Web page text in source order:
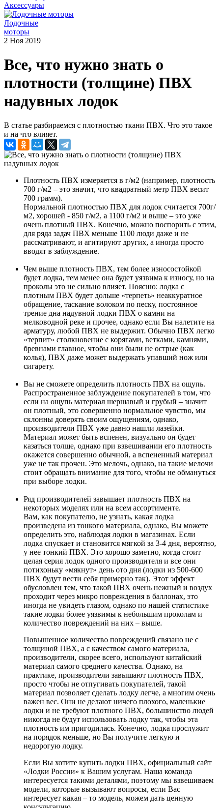
Аксессуары
Лодочные
моторы
2 Ноя 2019
Все, что нужно знать о
плотности (толщине) ПВХ
надувных лодок
В статье разбираемся с плотностью ткани ПВХ. Что это такое
и на что влияет.
Плотность ПВХ измеряется в г/м2 (например, плотность
700 г/м2 – это значит, что квадратный метр ПВХ весит
700 грамм).
Нормальной плотностью ПВХ для лодок считается 700г/
м2, хорошей - 850 г/м2, а 1100 г/м2 и выше – это уже
очень плотный ПВХ. Конечно, можно поспорить с этим,
для ряда задач ПВХ меньше 1100 люди даже и не
рассматривают, и агитируют других, а иногда просто
вводят в заблуждение.
Чем выше плотность ПВХ, тем более износостойкой
будет лодка, тем менее она будет уязвима к износу, но на
проколы это не сильно влияет. Поясню: лодка с
плотным ПВХ будет дольше «терпеть» неаккуратное
обращение, таскание волоком по песку, постоянное
трение дна надувной лодки ПВХ о камни на
мелководной реке и прочее, однако если Вы налетите на
арматуру, любой ПВХ не выдержит. Обычно ПВХ легко
«терпит» столкновение с корягами, ветками, камнями,
бревнами главное, чтобы они были не острые (как
колья), ПВХ даже может выдержать упавший нож или
сигарету.
Вы не сможете определить плотность ПВХ на ощупь.
Распространенное заблуждение покупателей в том, что
если на ощупь материал шершавый и грубый – значит
он плотный, это совершенно нормальное чувство, мы
склонны доверять своим ощущениям, однако,
производители ПВХ уже давно нашли лазейки.
Материал может быть вспенен, визуально он будет
казаться толще, однако при взвешивании его плотность
окажется совершенно обычной, а вспененный материал
уже не так прочен. Это мелочь, однако, на такие мелочи
стоит обращать внимание для того, чтобы не обмануться
при выборе лодки.
Ряд производителей завышает плотность ПВХ на
некоторых моделях или на всем ассортименте.
Вам, как покупателю, не узнать, какая лодка
произведена из тонкого материала, однако, Вы можете
определить это, наблюдая лодки в магазинах. Если
лодка спускает и становится мягкой за 3-4 дня, вероятно,
у нее тонкий ПВХ. Это хорошо заметно, когда стоит
целая серия лодок одного производителя и все они
потихоньку «мякнут» день ото дня (лодки из 500-600
ПВХ будут вести себя примерно так). Этот эффект
обусловлен тем, что такой ПВХ очень нежный и воздух
проходит через микро повреждения в баллонах, это
иногда не увидеть глазом, однако по нашей статистике
такие лодки более уязвимы к небольшим проколам и
количество повреждений на них – выше.
Повышенное количество повреждений связано не с
толщиной ПВХ, а с качеством самого материала,
производители, скорее всего, используют китайский
материал самого среднего качества. Однако, на
практике, производители завышают плотность ПВХ,
просто чтобы не отпугивать покупателей, такой
материал позволяет сделать лодку легче, а многим очень
важен вес. Они не делают ничего плохого, маленькие
лодки и не требуют плотного ПВХ, большинство людей
никогда не будут использовать лодку так, чтобы эта
плотность им пригодилась. Конечно, лодка прослужит
на порядок меньше, но Вы получите легкую и
недорогую лодку.
Если Вы хотите купить лодки ПВХ, официальный сайт
«Лодки России» к Вашим услугам. Наша команда
интересуется такими деталями, поэтому мы взвешиваем
модели, которые вызывают вопросы, если Вас
интересует какая – то модель, можем дать ценную